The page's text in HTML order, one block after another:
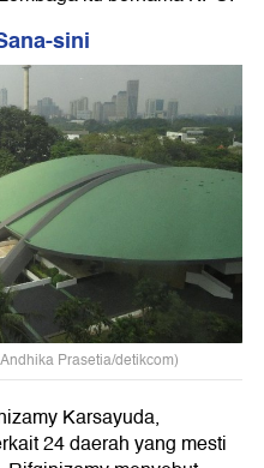
sini
Prasetia/detikcom)
Karsayuda,
24 daerah yang mesti